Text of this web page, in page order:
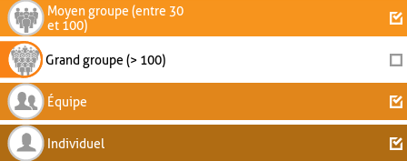
Moyen groupe (entre 30
et 100)
Grand groupe (> 100)
Équipe
Individuel